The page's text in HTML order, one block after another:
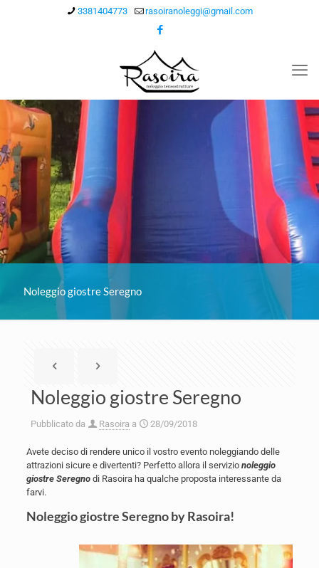
3381404773 rasoiranoleggi@gmail.com
Noleggio giostre Seregno
Noleggio giostre Seregno
Pubblicato da Rasoira a 28/09/2018
Avete deciso di rendere unico il vostro evento noleggiando delle
attrazioni sicure e divertenti? Perfetto allora il servizio noleggio
giostre Seregnodi Rasoira ha qualche proposta interessante da
farvi.
Noleggio giostre Seregno by Rasoira!